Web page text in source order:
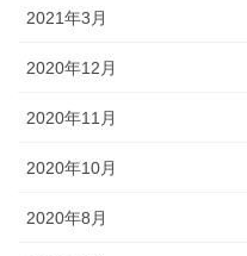
2021年3月
2020年12月
2020年11月
2020年10月
2020年8月